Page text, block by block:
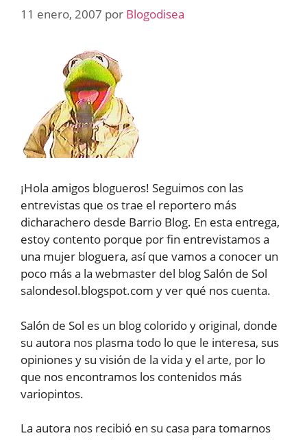
11 enero, 2007 por Blogodisea
¡Hola amigos blogueros! Seguimos con las
entrevistas que os trae el reportero más
dicharachero desde Barrio Blog. En esta entrega,
estoy contento porque por fin entrevistamos a
una mujer bloguera, así que vamos a conocer un
poco más a la webmaster del blog Salón de Sol
salondesol.blogspot.com y ver qué nos cuenta.
Salón de Sol es un blog colorido y original, donde
su autora nos plasma todo lo que le interesa, sus
opiniones y su visión de la vida y el arte, por lo
que nos encontramos los contenidos más
variopintos.
La autora nos recibió en su casa para tomarnos